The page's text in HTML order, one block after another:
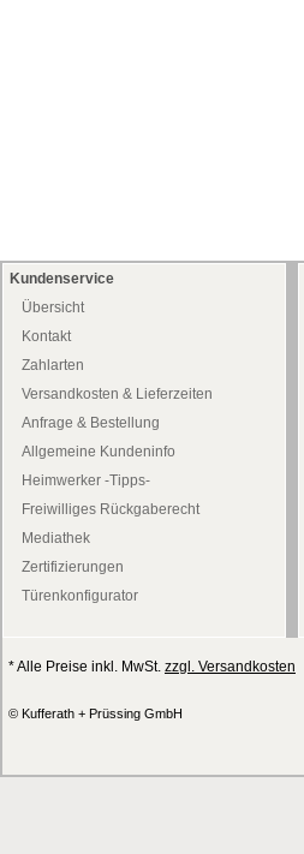
Kundenservice
Übersicht
Kontakt
Zahlarten
Versandkosten & Lieferzeiten
Anfrage & Bestellung
Allgemeine Kundeninfo
Heimwerker -Tipps-
Freiwilliges Rückgaberecht
Mediathek
Zertifizierungen
Türenkonfigurator
* Alle Preise inkl. MwSt. zzgl. Versandkosten
© Kufferath + Prüssing GmbH